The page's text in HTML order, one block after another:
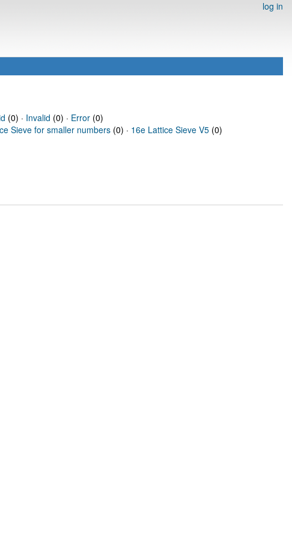
log in
(0) · Invalid (0) · Error(0)
Sieve for smaller numbers (0) · 16e Lattice Sieve V5 (0)